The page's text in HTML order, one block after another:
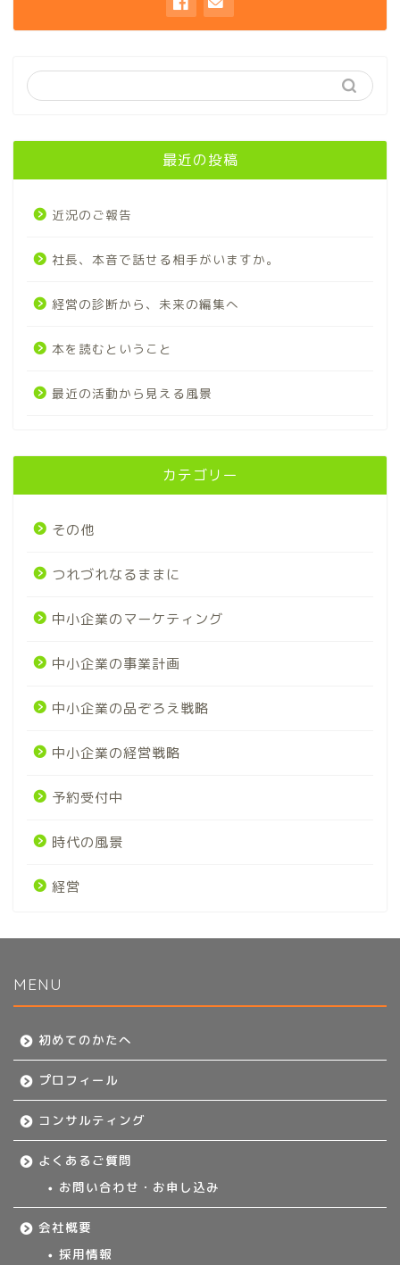
最近の投稿
近況のご報告
社長、本音で話せる相手がいますか。
経営の診断から、未来の編集へ
本を読むということ
最近の活動から見える風景
カテゴリー
その他
つれづれなるままに
中小企業のマーケティング
中小企業の事業計画
中小企業の品ぞろえ戦略
中小企業の経営戦略
予約受付中
時代の風景
経営
MENU
初めてのかたへ
プロフィール
コンサルティング
よくあるご質問
お問い合わせ・お申し込み
会社概要
採用情報